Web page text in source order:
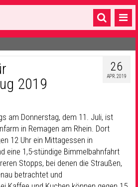
26
APR. 2019
2019
am Donnerstag, dem 11. Juli, ist
in Remagen am Rhein. Dort
12 Uhr ein Mittagessen in
eine 1,5-stündige Bimmelbahnfahrt
Stopps, bei denen die Straußen,
betrachtet und